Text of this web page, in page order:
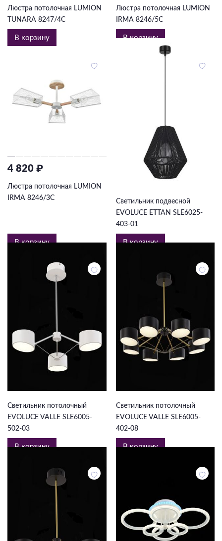
Люстра потолочная LUMION
TUNARA 8247/4C
В корзину
Люстра потолочная LUMION
IRMA 8246/5C
В корзину
4 820 ₽
Люстра потолочная LUMION
IRMA 8246/3C
В корзину
Светильник подвесной
EVOLUCE ETTAN SLE6025-
403-01
В корзину
Светильник потолочный
EVOLUCE VALLE SLE6005-
502-03
В корзину
Светильник потолочный
EVOLUCE VALLE SLE6005-
402-08
В корзину